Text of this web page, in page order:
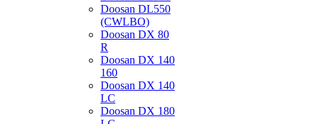
Doosan DL550
(CWLBO)
Doosan DX 80
R
Doosan DX 140
160
Doosan DX 140
LC
Doosan DX 180